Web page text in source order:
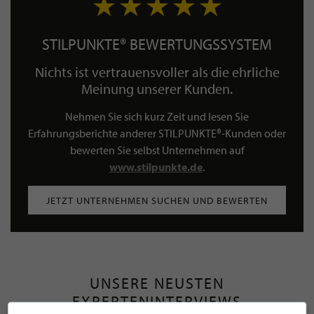
STILPUNKTE® BEWERTUNGSSYSTEM
Nichts ist vertrauensvoller als die ehrliche
Meinung unserer Kunden.
Nehmen Sie sich kurz Zeit und lesen Sie
Erfahrungsberichte anderer STILPUNKTE®-Kunden oder
bewerten Sie selbst Unternehmen auf
www.stilpunkte.de.
JETZT UNTERNEHMEN SUCHEN UND BEWERTEN
UNSERE NEUSTEN
EXPERTENINTERVIEWS